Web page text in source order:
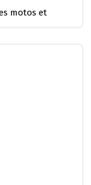
motos et